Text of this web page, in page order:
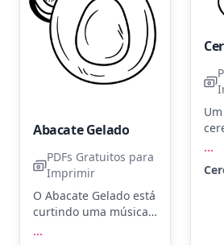
Abacate Gelado
PDFs Gratuitos para
Imprimir
O Abacate Gelado está
curtindo uma música
...
...